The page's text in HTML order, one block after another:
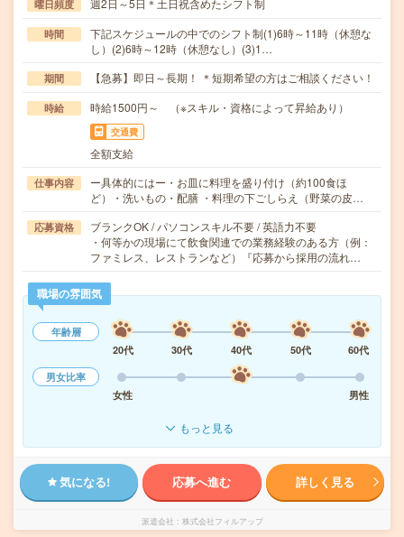
曜日頻度 週2日～5日＊土日祝含めたシフト制
時間
下記スケジュールの中でのシフト制(1)6時～11時（休憩な
し）(2)6時～12時（休憩なし）(3)1…
期間 【急募】即日～長期！ ＊短期希望の方はご相談ください！
時給 時給1500円～ （※スキル・資格によって昇給あり）
交通費
全額支給
仕事内容
ー具体的にはー・お皿に料理を盛り付け（約100食ほ
ど）・洗いもの・配膳 ・料理の下ごしらえ（野菜の皮…
応募資格
ブランクOK / パソコンスキル不要 / 英語力不要
・何等かの現場にて飲食関連での業務経験のある方（例：
ファミレス、レストランなど）『応募から採用の流れ…
職場の雰囲気
年齢層
20代
30代 40代 50代
60代
男女比率
女性
男性
もっと見る
気になる! 応募へ進む 詳しく見る
派遣会社 株式会社フィルアップ